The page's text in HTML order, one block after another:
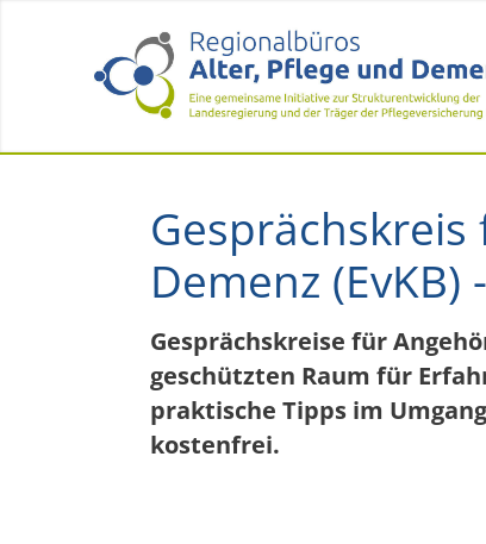
Demenz (EvKB)
Gesprächskreise für
geschützten Raum für
praktische Tipps im
kostenfrei.